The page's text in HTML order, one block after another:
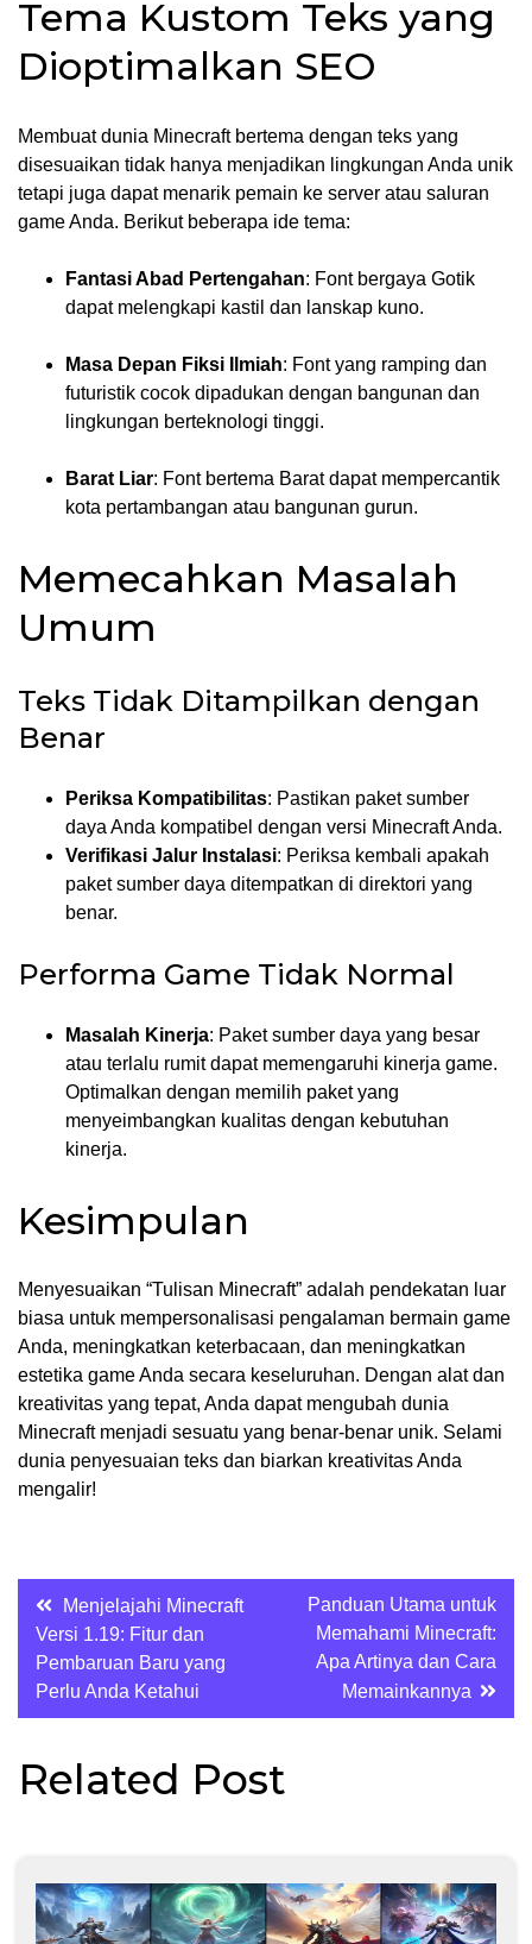
Tema Kustom Teks yang
Dioptimalkan SEO
Membuat dunia Minecraft bertema dengan teks yang
disesuaikan tidak hanya menjadikan lingkungan Anda unik
tetapi juga dapat menarik pemain ke server atau saluran
game Anda. Berikut beberapa ide tema:
Fantasi Abad Pertengahan: Font bergaya Gotik
dapat melengkapi kastil dan lanskap kuno.
Masa Depan Fiksi Ilmiah: Font yang ramping dan
futuristik cocok dipadukan dengan bangunan dan
lingkungan berteknologi tinggi.
Barat Liar: Font bertema Barat dapat mempercantik
kota pertambangan atau bangunan gurun.
Memecahkan Masalah
Umum
Teks Tidak Ditampilkan dengan
Benar
Periksa Kompatibilitas: Pastikan paket sumber
daya Anda kompatibel dengan versi Minecraft Anda.
Verifikasi Jalur Instalasi: Periksa kembali apakah
paket sumber daya ditempatkan di direktori yang
benar.
Performa Game Tidak Normal
Masalah Kinerja: Paket sumber daya yang besar
atau terlalu rumit dapat memengaruhi kinerja game.
Optimalkan dengan memilih paket yang
menyeimbangkan kualitas dengan kebutuhan
kinerja.
Kesimpulan
Menyesuaikan “Tulisan Minecraft” adalah pendekatan luar
biasa untuk mempersonalisasi pengalaman bermain game
Anda, meningkatkan keterbacaan, dan meningkatkan
estetika game Anda secara keseluruhan. Dengan alat dan
kreativitas yang tepat, Anda dapat mengubah dunia
Minecraft menjadi sesuatu yang benar-benar unik. Selami
dunia penyesuaian teks dan biarkan kreativitas Anda
mengalir!
Post
navigation
Menjelajahi Minecraft
Versi 1.19: Fitur dan
Pembaruan Baru yang
Perlu Anda Ketahui
Panduan Utama untuk
Memahami Minecraft:
Apa Artinya dan Cara
Memainkannya
Related Post